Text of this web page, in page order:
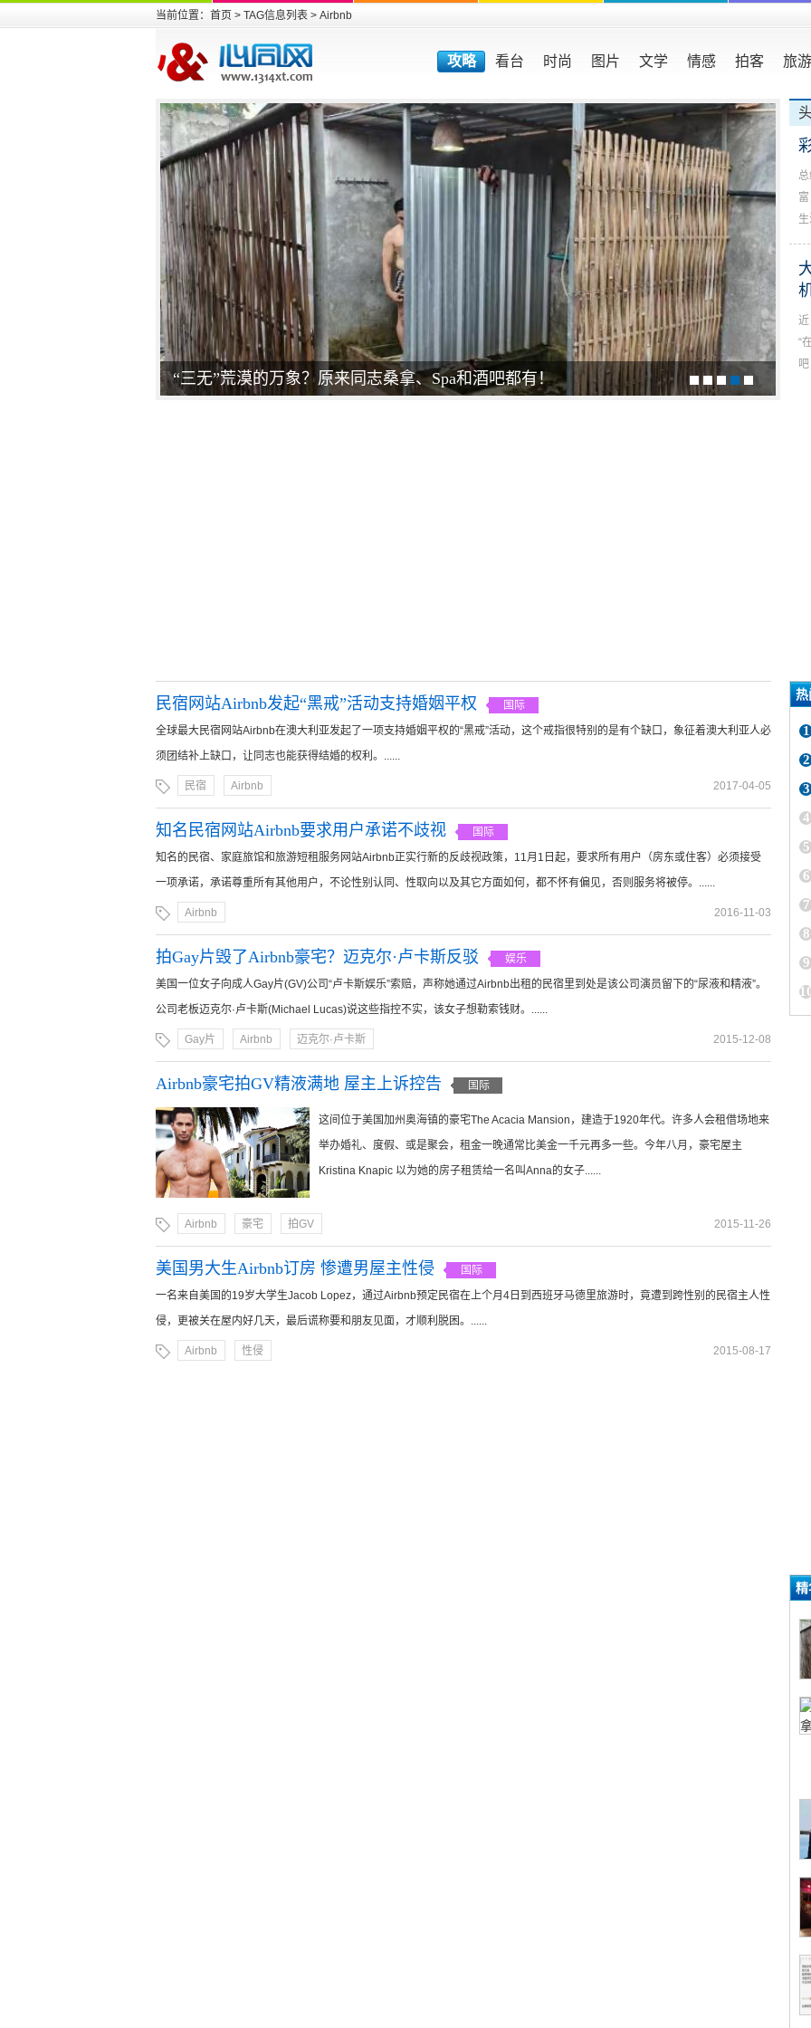
当前位置： 首页 > TAG信息列表 > Airbnb
攻略 看台 时尚 图片 文学 情感 拍客 旅游
“三无”荒漠的万象？原来同志桑拿、Spa和酒吧都有！
“
民宿网站Airbnb发起“黑戒”活动支持婚姻平权
国际
全球最大民宿网站Airbnb在澳大利亚发起了一项支持婚姻平权的“黑戒”活动，这个戒指很特别的是有个缺口，象征着澳大利亚人必
须团结补上缺口，让同志也能获得结婚的权利。......
民宿 Airbnb 2017-04-05
知名民宿网站Airbnb要求用户承诺不歧视
国际
知名的民宿、家庭旅馆和旅游短租服务网站Airbnb正实行新的反歧视政策，11月1日起，要求所有用户（房东或住客）必须接受
一项承诺，承诺尊重所有其他用户，不论性别认同、性取向以及其它方面如何，都不怀有偏见，否则服务将被停。......
Airbnb 2016-11-03
拍Gay片毁了Airbnb豪宅？迈克尔·卢卡斯反驳
娱乐
美国一位女子向成人Gay片(GV)公司“卢卡斯娱乐”索赔，声称她通过Airbnb出租的民宿里到处是该公司演员留下的“尿液和精液”。
公司老板迈克尔·卢卡斯(Michael Lucas)说这些指控不实，该女子想勒索钱财。......
Gay片 Airbnb 迈克尔·卢卡斯 2015-12-08
Airbnb豪宅拍GV精液满地 屋主上诉控告 国际
这间位于美国加州奥海镇的豪宅The Acacia Mansion，建造于1920年代。许多人会租借场地来
举办婚礼、度假、或是聚会，租金一晚通常比美金一千元再多一些。今年八月，豪宅屋主
Kristina Knapic 以为她的房子租赁给一名叫Anna的女子......
Airbnb 豪宅 拍GV 2015-11-26
美国男大生Airbnb订房 惨遭男屋主性侵
国际
一名来自美国的19岁大学生Jacob Lopez，通过Airbnb预定民宿在上个月4日到西班牙马德里旅游时，竟遭到跨性别的民宿主人性
侵，更被关在屋内好几天，最后谎称要和朋友见面，才顺利脱困。......
Airbnb 性侵 2015-08-17
热
1
2
3
4
5
6
7
8
9
精